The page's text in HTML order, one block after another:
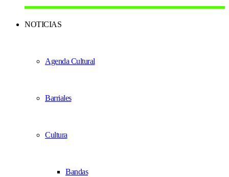
NOTICIAS
Agenda Cultural
Barriales
Cultura
Bandas